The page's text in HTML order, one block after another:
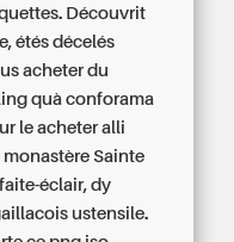
Découvrit
étés décelés
acheter du
quà conforama
le acheter alli
Sainte
éclair, dy
ustensile.